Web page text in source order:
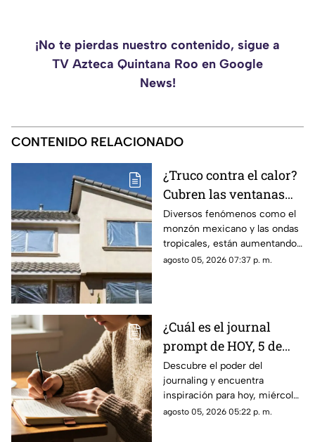
¡No te pierdas nuestro contenido, sigue a
TV Azteca Quintana Roo en Google
News!
CONTENIDO RELACIONADO
¿Truco contra el calor?
Cubren las ventanas
con papel aluminio,
esto explica la ciencia
Diversos fenómenos como el
monzón mexicano y las ondas
tropicales, están aumentando
las temperaturas en todo el
agosto 05, 2026 07:37 p. m.
¿Cuál es el journal
prompt de HOY, 5 de
agosto de 2026? Utiliza
este texto para escribir
en tu diario y
reflexionar sobre tu día
Descubre el poder del
journaling y encuentra
inspiración para hoy, miércoles
5 de agosto de 2026. Un
agosto 05, 2026 05:22 p. m.